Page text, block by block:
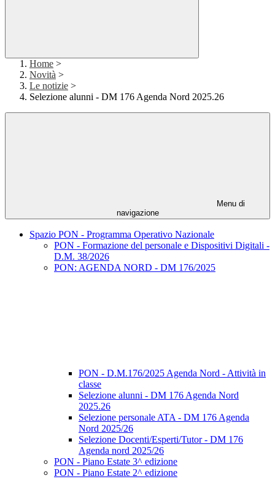
Home >
Novità >
Le notizie >
Selezione alunni - DM 176 Agenda Nord 2025.26
Menu di
navigazione
Spazio PON - Programma Operativo Nazionale
PON - Formazione del personale e Dispositivi Digitali -
D.M. 38/2026
PON: AGENDA NORD - DM 176/2025
PON - D.M.176/2025 Agenda Nord - Attività in
classe
Selezione alunni - DM 176 Agenda Nord
2025.26
Selezione personale ATA - DM 176 Agenda
Nord 2025/26
Selezione Docenti/Esperti/Tutor - DM 176
Agenda nord 2025/26
PON - Piano Estate 3^ edizione
PON - Piano Estate 2^ edizione